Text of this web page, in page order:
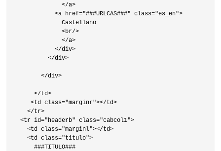
              </a>
            <a href="###URLCAS###" class="es_en">
              Castellano
              <br/>
              </a>
            </div>
          </div>
        </div>
      </td>
     <td class="marginr"></td>
    </tr>
  <tr id="headerb" class="cabcol1">
    <td class="marginl"></td>
    <td class="titulo">
      ###TITULO###